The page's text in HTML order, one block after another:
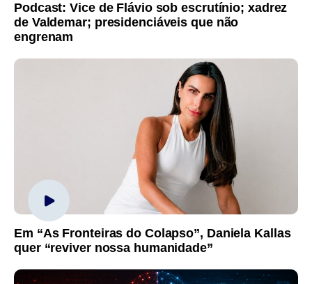
Podcast: Vice de Flávio sob escrutínio; xadrez
de Valdemar; presidenciáveis que não
engrenam
Em “As Fronteiras do Colapso”, Daniela Kallas
quer “reviver nossa humanidade”